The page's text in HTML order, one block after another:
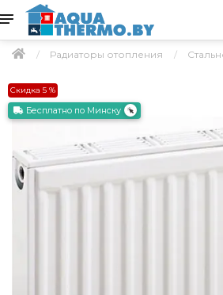
Радиаторы отопления
Скидка 5 %
Бесплатно по Минску